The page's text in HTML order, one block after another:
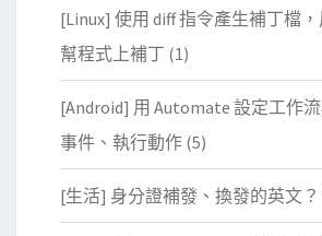
[Linux] 使用 diff 指令產生補丁檔
幫程式上補丁 (1)
[Android] 用 Automate 設定工作
事件、執行動作 (5)
[生活] 身分證補發、換發的英文？